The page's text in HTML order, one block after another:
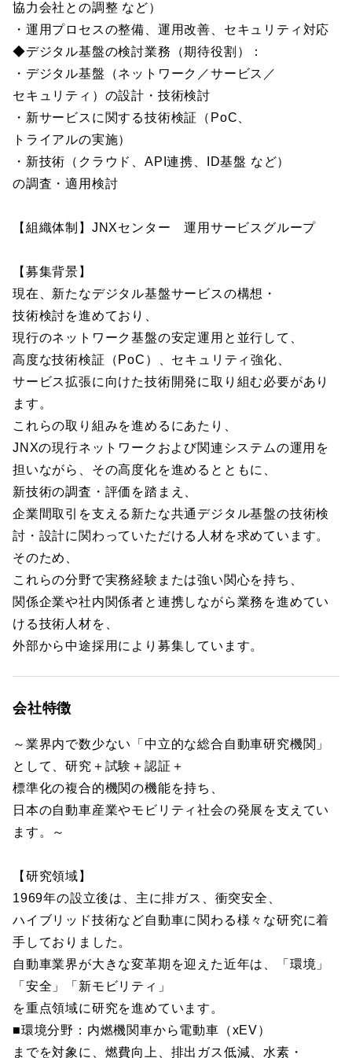
協力会社との調整 など）
・運用プロセスの整備、運用改善、セキュリティ対応
◆デジタル基盤の検討業務（期待役割）：
・デジタル基盤（ネットワーク／サービス／
セキュリティ）の設計・技術検討
・新サービスに関する技術検証（PoC、
トライアルの実施）
・新技術（クラウド、API連携、ID基盤 など）
の調査・適用検討
【組織体制】JNXセンター 運用サービスグループ
【募集背景】
現在、新たなデジタル基盤サービスの構想・
技術検討を進めており、
現行のネットワーク基盤の安定運用と並行して、
高度な技術検証（PoC）、セキュリティ強化、
サービス拡張に向けた技術開発に取り組む必要があり
ます。
これらの取り組みを進めるにあたり、
JNXの現行ネットワークおよび関連システムの運用を
担いながら、その高度化を進めるとともに、
新技術の調査・評価を踏まえ、
企業間取引を支える新たな共通デジタル基盤の技術検
討・設計に関わっていただける人材を求めています。
そのため、
これらの分野で実務経験または強い関心を持ち、
関係企業や社内関係者と連携しながら業務を進めてい
ける技術人材を、
外部から中途採用により募集しています。
会社特徴
～業界内で数少ない「中立的な総合自動車研究機関」
として、研究＋試験＋認証＋
標準化の複合的機関の機能を持ち、
日本の自動車産業やモビリティ社会の発展を支えてい
ます。～
【研究領域】
1969年の設立後は、主に排ガス、衝突安全、
ハイブリッド技術など自動車に関わる様々な研究に着
手しておりました。
自動車業界が大きな変革期を迎えた近年は、「環境」
「安全」「新モビリティ」
を重点領域に研究を進めています。
■環境分野：内燃機関車から電動車（xEV）
までを対象に、燃費向上、排出ガス低減、水素・